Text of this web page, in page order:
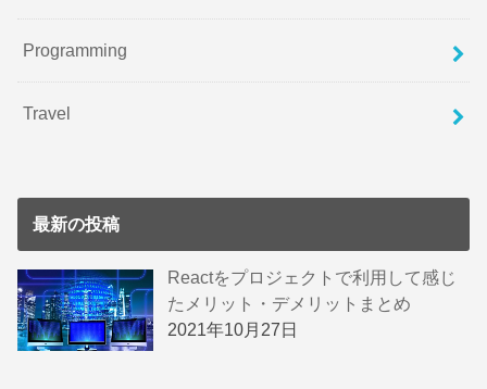
Programming
Travel
最新の投稿
Reactをプロジェクトで利用して感じ
たメリット・デメリットまとめ
2021年10月27日